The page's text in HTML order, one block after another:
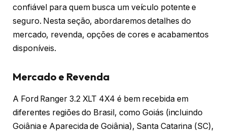
confiável para quem busca um veículo potente e
seguro. Nesta seção, abordaremos detalhes do
mercado, revenda, opções de cores e acabamentos
disponíveis.
Mercado e Revenda
A Ford Ranger 3.2 XLT 4X4 é bem recebida em
diferentes regiões do Brasil, como Goiás (incluindo
Goiânia e Aparecida de Goiânia), Santa Catarina (SC),